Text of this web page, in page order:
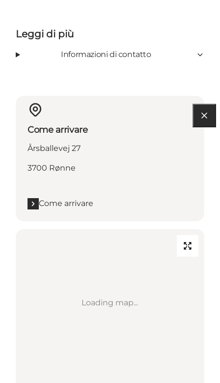
Leggi di più
Informazioni di contatto
Come arrivare
Årsballevej 27
3700 Rønne
Come arrivare
Loading map...